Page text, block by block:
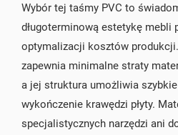
Wybór tej taśmy PVC to
długoterminową estetykę mebli
optymalizacji kosztów
zapewnia minimalne straty
a jej struktura umożliwia
wykończenie krawędzi płyty.
specjalistycznych narzędzi ani